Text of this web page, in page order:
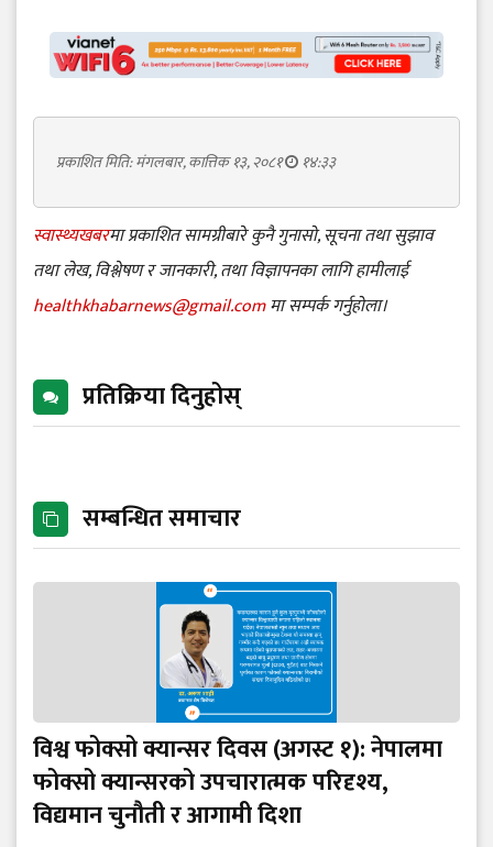
प्रकाशित मिति: मंगलबार, कात्तिक १३, २०८१ १४:३३
स्वास्थ्यखबरमा प्रकाशित सामग्रीबारे कुनै गुनासो, सूचना तथा सुझाव
तथा लेख, विश्लेषण र जानकारी, तथा विज्ञापनका लागि हामीलाई
healthkhabarnews@gmail.comमा सम्पर्क गर्नुहोला।
प्रतिक्रिया दिनुहोस्
सम्बन्धित समाचार
विश्व फोक्सो क्यान्सर दिवस (अगस्ट १): नेपालमा
फोक्सो क्यान्सरको उपचारात्मक परिदृश्य,
विद्यमान चुनौती र आगामी दिशा